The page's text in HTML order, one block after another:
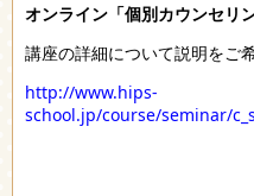
オンライン「個別カウンセリ
講座の詳細について説明をご
http://www.hips-
school.jp/course/seminar/